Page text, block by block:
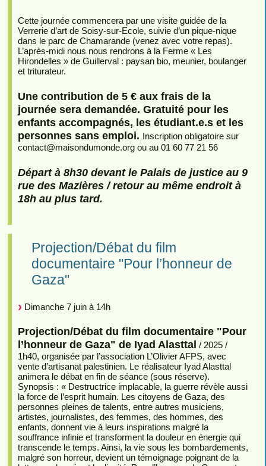
Cette journée commencera par une visite guidée de la
Verrerie d’art de Soisy-sur-Ecole, suivie d’un pique-nique
dans le parc de Chamarande (venez avec votre repas).
L’après-midi nous nous rendrons à la Ferme « Les
Hirondelles » de Guillerval : paysan bio, meunier, boulanger
et triturateur.
Une contribution de 5 € aux frais de la
journée sera demandée. Gratuité pour les
enfants accompagnés, les étudiant.e.s et les
personnes sans emploi. Inscription obligatoire sur
contact@maisondumonde.org ou au 01 60 77 21 56
Départ à 8h30 devant le Palais de justice au 9
rue des Mazières / retour au même endroit à
18h au plus tard.
Projection/Débat du film
documentaire "Pour l’honneur de
Gaza"
Dimanche 7 juin à 14h
Projection/Débat du film documentaire "Pour
l’honneur de Gaza" de Iyad Alasttal / 2025 /
1h40, organisée par l’association L’Olivier AFPS, avec
vente d’artisanat palestinien. Le réalisateur Iyad Alasttal
animera le débat en fin de séance (sous réserve).
Synopsis : « Destructrice implacable, la guerre révèle aussi
la force de l’esprit humain. Les citoyens de Gaza, des
personnes pleines de talents, entre autres musiciens,
artistes, journalistes, des femmes, des hommes, des
enfants, donnent vie à leurs inspirations malgré la
souffrance infinie et transforment la douleur en énergie qui
transcende le temps. Ainsi, la vie sous les bombardements,
malgré son horreur, devient un témoignage poignant de la